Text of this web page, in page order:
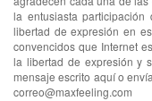
la entusiasta
libertad de expresión en
convencidos que Internet
la libertad de expresión y
mensaje escrito aquí o
correo@maxfeeling.com